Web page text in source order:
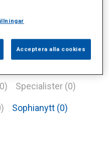
Specialister (0)
Sophianytt (0)
Acceptera alla cookies